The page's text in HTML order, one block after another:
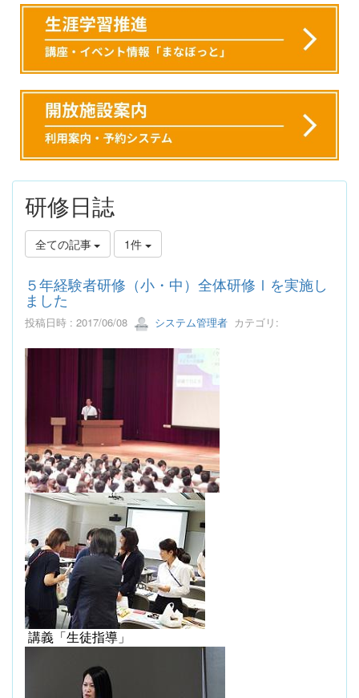
研修日誌
全ての記事 1件
５年経験者研修（小・中）全体研修Ⅰを実施し
ました
投稿日時 : 2017/06/08 システム管理者 カテゴリ:
講義「生徒指導」